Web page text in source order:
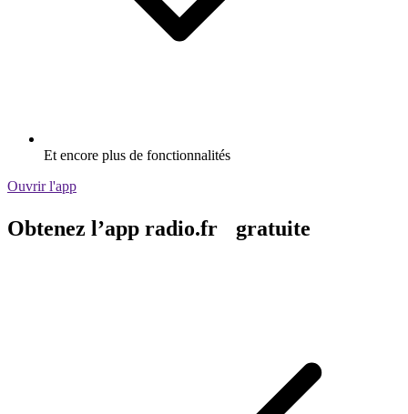
Et encore plus de fonctionnalités
Ouvrir l'app
Obtenez l’app radio.fr gratuite